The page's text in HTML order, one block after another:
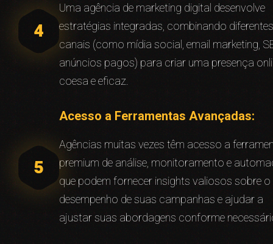
Uma agência de marketing digital desenvolve
estratégias integradas, combinando diferentes
canais (como mídia social, email marketing,
anúncios pagos) para criar uma presença
coesa e eficaz.
Acesso a Ferramentas Avançadas:
Agências muitas vezes têm acesso a
premium de análise, monitoramento e
que podem fornecer insights valiosos sobre o
desempenho de suas campanhas e ajudar a
ajustar suas abordagens conforme